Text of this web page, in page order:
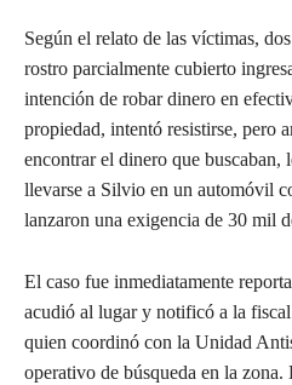
Según el relato de las víctimas,
rostro parcialmente cubierto
intención de robar dinero en
propiedad, intentó resistirse, pero
encontrar el dinero que buscaban,
llevarse a Silvio en un automóvil
lanzaron una exigencia de 30 mil
El caso fue inmediatamente
acudió al lugar y notificó a la
quien coordinó con la Unidad
operativo de búsqueda en la zona.